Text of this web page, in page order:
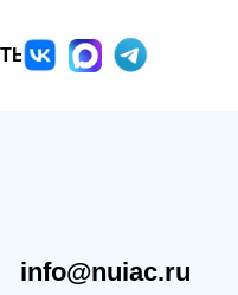
info@nuiac.ru